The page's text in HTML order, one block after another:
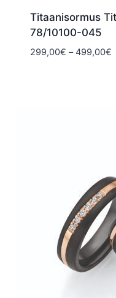
Titaanisormus
78/10100-045
299,00€ – 499,00€